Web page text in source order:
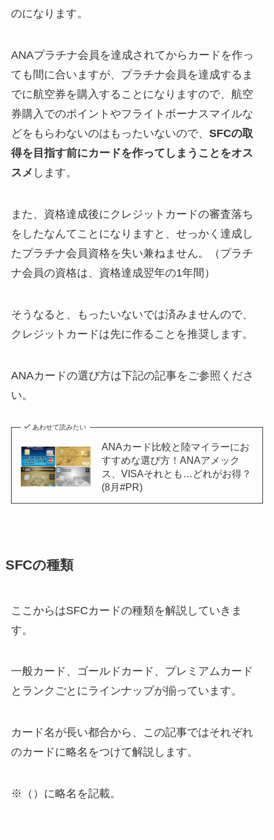
のになります。
ANAプラチナ会員を達成されてからカードを作っ
ても間に合いますが、プラチナ会員を達成するま
でに航空券を購入することになりますので、航空
券購入でのポイントやフライトボーナスマイルな
どをもらわないのはもったいないので、 SFCの取
得を目指す前にカードを作ってしまうことをオス
スメ します。
また、資格達成後にクレジットカードの審査落ち
をしたなんてことになりますと、せっかく達成し
たプラチナ会員資格を失い兼ねません。（プラチ
ナ会員の資格は、資格達成翌年の1年間）
そうなると、もったいないでは済みませんので、
クレジットカードは先に作ることを推奨します。
ANAカードの選び方は下記の記事をご参照くださ
い。
あわせて読みたい
ANAカード比較と陸マイラーにお
すすめな選び方！ANAアメック
ス、VISAそれとも…どれがお得？
(8月#PR)
SFCの種類
ここからはSFCカードの種類を解説していきま
す。
一般カード、ゴールドカード、プレミアムカード
とランクごとにラインナップが揃っています。
カード名が長い都合から、この記事ではそれぞれ
のカードに略名をつけて解説します。
※（）に略名を記載。